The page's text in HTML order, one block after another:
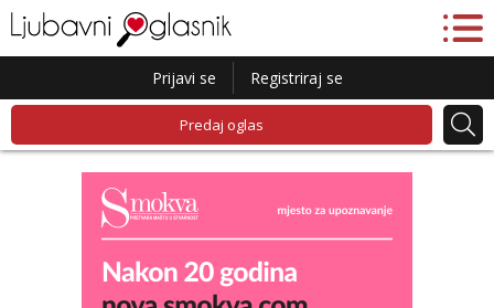
Prijavi se Registriraj se
Predaj oglas